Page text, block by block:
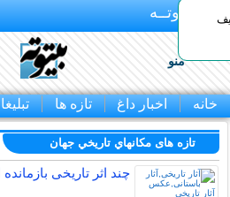
بـیتوتــه
منو
خانه اخبار داغ تازه ها
تازه های مكانهاي تاريخي جهان
چند اثر تاریخی